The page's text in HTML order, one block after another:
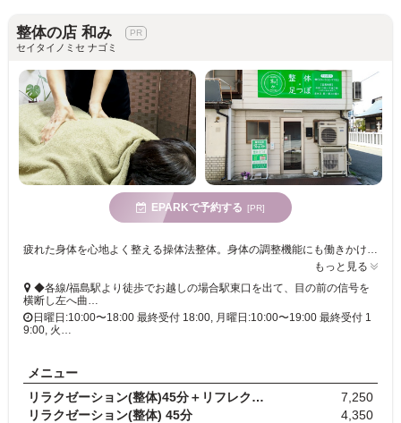
整体の店 和み
セイタイノミセ ナゴミ
EPARKで予約する [PR]
疲れた身体を心地よく整える操体法整体。身体の調整機能にも働きかけ、ご来店時よりも軽く楽な状態へ導きます。
もっと見る
◆各線/福島駅より徒歩でお越しの場合駅東口を出て、目の前の信号を
横断し左へ曲…
日曜日:10:00〜18:00 最終受付 18:00, 月曜日:10:00〜19:00 最終受付 1
9:00, 火…
メニュー
リラクゼーション(整体)45分＋リフレクソロジー(足つ…
7,250
リラクゼーション(整体) 45分
4,350